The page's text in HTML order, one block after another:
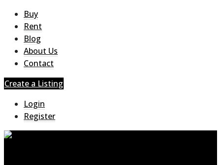
Buy
Rent
Blog
About Us
Contact
Create a Listing
Login
Register